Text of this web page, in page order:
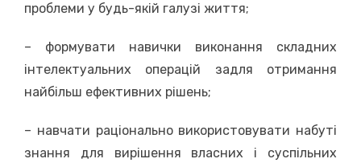
проблеми у будь-якій галузі життя;
– формувати навички виконання складних
інтелектуальних операцій задля отримання
найбільш ефективних рішень;
– навчати раціонально використовувати набуті
знання для вирішення власних і суспільних